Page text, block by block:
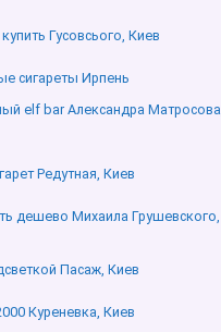
Гусовсього, Киев
сигареты Ирпень
elf bar Александра Матросова,
Редутная, Киев
дешево Михаила Грушевского,
Пасаж, Киев
Куреневка, Киев